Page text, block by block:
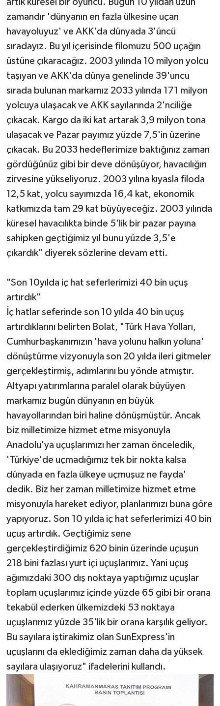
zamandır 'dünyanın en fazla ülkesine uçan
havayoluyuz' ve AKK'da dünyada 3'üncü
sıradayız. Bu yıl içerisinde filomuzu 500 uçağın
üstüne çıkaracağız. 2003 yılında 10 milyon yolcu
taşıyan ve AKK'da dünya genelinde 39'uncu
sırada bulunan markamız 2033 yılında 171 milyon
yolcuya ulaşacak ve AKK sayılarında 2'nciliğe
çıkacak. Kargo da iki kat artarak 3,9 milyon tona
ulaşacak ve Pazar payımız yüzde 7,5'in üzerine
çıkacak. Bu 2033 hedeflerimize baktığınız zaman
gördüğünüz gibi bir deve dönüşüyor, havacılığın
zirvesine yükseliyoruz. 2003 yılına kıyasla filoda
12,5 kat, yolcu sayımızda 16,4 kat, ekonomik
katkımızda tam 29 kat büyüyeceğiz. 2003 yılında
küresel havacılıkta binde 5'lik bir pazar payına
sahipken geçtiğimiz yıl bunu yüzde 3,5'e
çıkardık" diyerek sözlerine devam etti.
"Son 10yılda iç hat seferlerimizi 40 bin uçuş
artırdık"
İç hatlar seferinde son 10 yılda 40 bin uçuş
artırdıklarını belirten Bolat, "Türk Hava Yolları,
Cumhurbaşkanımızın 'hava yolunu halkın yoluna'
dönüştürme vizyonuyla son 20 yılda ileri gitmeler
gerçekleştirmiş, adımlarını bu yönde atmıştır.
Altyapı yatırımlarına paralel olarak büyüyen
markamız bugün dünyanın en büyük
havayollarından biri haline dönüşmüştür. Ancak
biz milletimize hizmet etme misyonuyla
Anadolu'ya uçuşlarımızı her zaman önceledik,
'Türkiye'de uçmadığımız tek bir nokta kalsa
dünyada en fazla ülkeye uçmuşuz ne fayda'
dedik. Biz her zaman milletimize hizmet etme
misyonuyla hareket ediyor, planlarımızı buna göre
yapıyoruz. Son 10 yılda iç hat seferlerimizi 40 bin
uçuş artırdık. Geçtiğimiz sene
gerçekleştirdiğimiz 620 binin üzerinde uçuşun
218 bini fazlası yurt içi uçuşlarımız. Yani uçuş
ağımızdaki 300 dış noktaya yaptığımız uçuşlar
toplam uçuşlarımız içinde yüzde 65 gibi bir orana
tekabül ederken ülkemizdeki 53 noktaya
uçuşlarımız yüzde 35'lik bir orana karşılık geliyor.
Bu sayılara iştirakimiz olan SunExpress'in
uçuşlarını da eklediğimiz zaman daha da yüksek
sayılara ulaşıyoruz" ifadelerini kullandı.